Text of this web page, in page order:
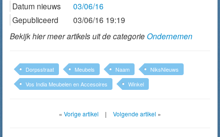
Datum nieuws
03/06/16
Gepubliceerd
03/06/16 19:19
Bekijk hier meer artikels uit de categorieOndernemen
Dorpsstraat Meubels Naam
NiksNieuws
Vos India Meubelen en Accesoires
Winkel
« Vorige artikel | Volgende artikel »